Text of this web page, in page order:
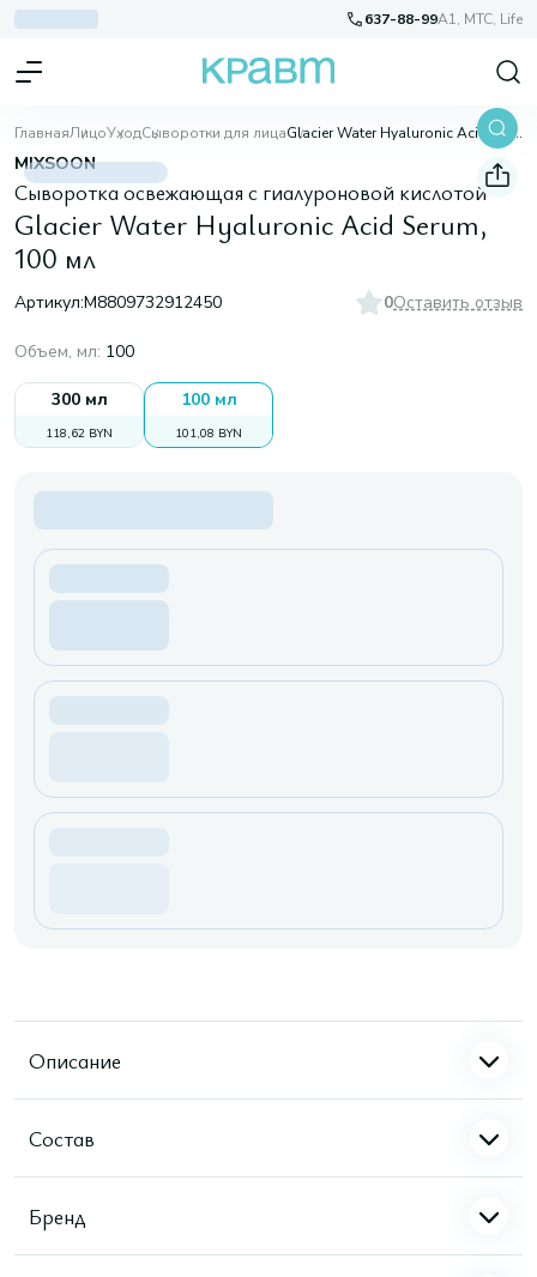
637-88-99A1, МТС, Life
ГлавнаяЛицоУходСыворотки для лица Glacier Water Hyaluronic Acid Serum, 100 мл
MIXSOON
Сыворотка освежающая с гиалуроновой кислотой
Glacier Water Hyaluronic Acid Serum,
100 мл
Артикул:M8809732912450 0Оставить отзыв
Объем, мл: 100
300 мл
118,62 BYN
100 мл
101,08 BYN
Описание
Состав
Бренд